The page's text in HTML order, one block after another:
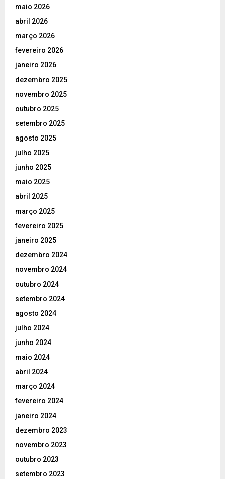
maio 2026
abril 2026
março 2026
fevereiro 2026
janeiro 2026
dezembro 2025
novembro 2025
outubro 2025
setembro 2025
agosto 2025
julho 2025
junho 2025
maio 2025
abril 2025
março 2025
fevereiro 2025
janeiro 2025
dezembro 2024
novembro 2024
outubro 2024
setembro 2024
agosto 2024
julho 2024
junho 2024
maio 2024
abril 2024
março 2024
fevereiro 2024
janeiro 2024
dezembro 2023
novembro 2023
outubro 2023
setembro 2023